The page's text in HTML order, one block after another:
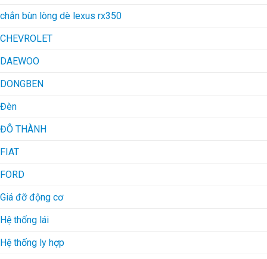
chắn bùn lòng dè lexus rx350
CHEVROLET
DAEWOO
DONGBEN
Đèn
ĐÔ THÀNH
FIAT
FORD
Giá đỡ động cơ
Hệ thống lái
Hệ thống ly hợp